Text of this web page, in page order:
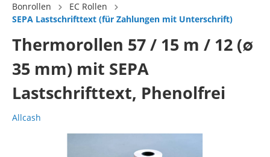
Bonrollen
EC Rollen
SEPA Lastschrifttext (für Zahlungen mit Unterschrift)
Thermorollen 57 / 15 m / 12 (∅
35 mm) mit SEPA
Lastschrifttext, Phenolfrei
Allcash